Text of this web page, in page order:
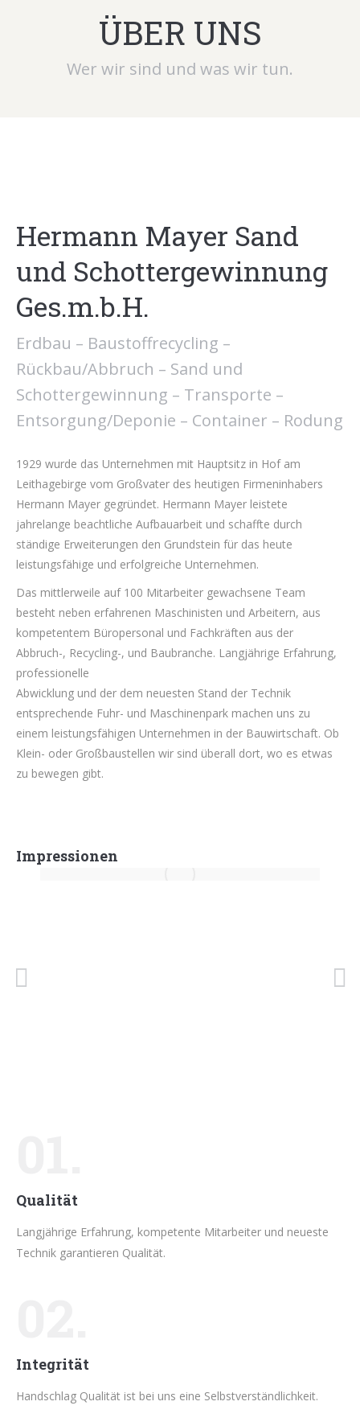
ÜBER UNS
Wer wir sind und was wir tun.
Hermann Mayer Sand
und Schottergewinnung
Ges.m.b.H.
Erdbau – Baustoffrecycling –
Rückbau/Abbruch – Sand und
Schottergewinnung – Transporte –
Entsorgung/Deponie – Container – Rodung
1929 wurde das Unternehmen mit Hauptsitz in Hof am
Leithagebirge vom Großvater des heutigen Firmeninhabers
Hermann Mayer gegründet. Hermann Mayer leistete
jahrelange beachtliche Aufbauarbeit und schaffte durch
ständige Erweiterungen den Grundstein für das heute
leistungsfähige und erfolgreiche Unternehmen.
Das mittlerweile auf 100 Mitarbeiter gewachsene Team
besteht neben erfahrenen Maschinisten und Arbeitern, aus
kompetentem Büropersonal und Fachkräften aus der
Abbruch-, Recycling-, und Baubranche. Langjährige Erfahrung,
professionelle
Abwicklung und der dem neuesten Stand der Technik
entsprechende Fuhr- und Maschinenpark machen uns zu
einem leistungsfähigen Unternehmen in der Bauwirtschaft. Ob
Klein- oder Großbaustellen wir sind überall dort, wo es etwas
zu bewegen gibt.
Impressionen
Qualität
Langjährige Erfahrung, kompetente Mitarbeiter und neueste
Technik garantieren Qualität.
Integrität
Handschlag Qualität ist bei uns eine Selbstverständlichkeit.